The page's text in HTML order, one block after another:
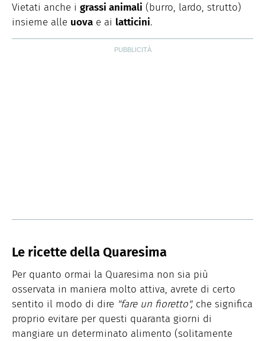
Vietati anche i grassi animali (burro, lardo, strutto)
insieme alle uova e ai latticini.
Le ricette della Quaresima
Per quanto ormai la Quaresima non sia più
osservata in maniera molto attiva, avrete di certo
sentito il modo di dire "fare un fioretto", che significa
proprio evitare per questi quaranta giorni di
mangiare un determinato alimento (solitamente